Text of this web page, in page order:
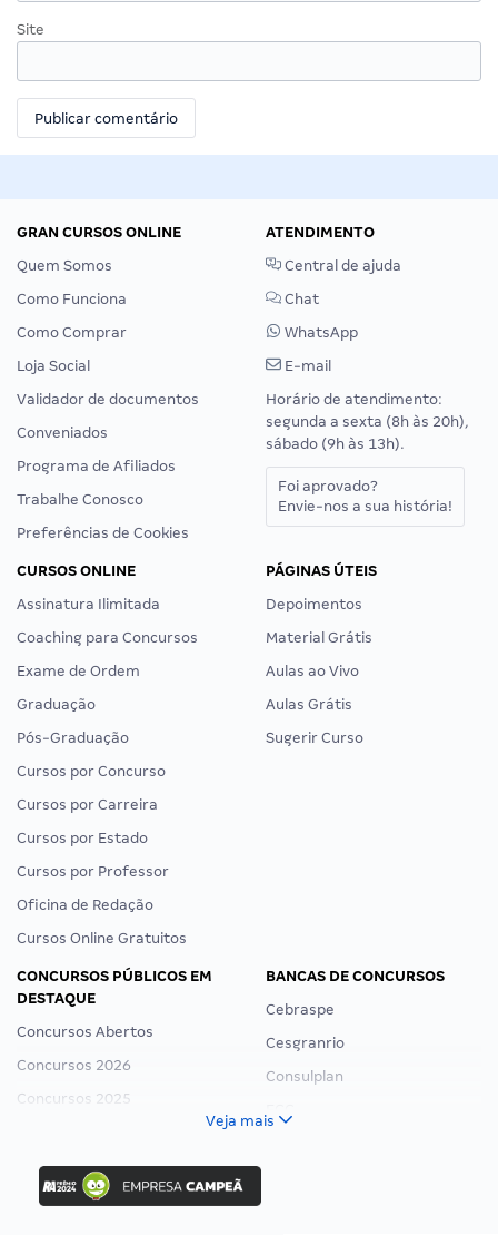
Site
GRAN CURSOS ONLINE
Quem Somos
Como Funciona
Como Comprar
Loja Social
Validador de documentos
Conveniados
Programa de Afiliados
Trabalhe Conosco
Preferências de Cookies
ATENDIMENTO
Central de ajuda
Chat
WhatsApp
E-mail
Horário de atendimento:
segunda a sexta (8h às 20h),
sábado (9h às 13h).
Foi aprovado?
Envie-nos a sua história!
CURSOS ONLINE
Assinatura Ilimitada
Coaching para Concursos
Exame de Ordem
Graduação
Pós-Graduação
Cursos por Concurso
Cursos por Carreira
Cursos por Estado
Cursos por Professor
Oficina de Redação
Cursos Online Gratuitos
PÁGINAS ÚTEIS
Depoimentos
Material Grátis
Aulas ao Vivo
Aulas Grátis
Sugerir Curso
CONCURSOS PÚBLICOS EM
DESTAQUE
Concursos Abertos
Concursos 2026
Concursos 2025
Concurso Nacional Unificado
Concurso Ibama
Concurso MPU
BANCAS DE CONCURSOS
Cebraspe
Cesgranrio
Consulplan
Veja mais